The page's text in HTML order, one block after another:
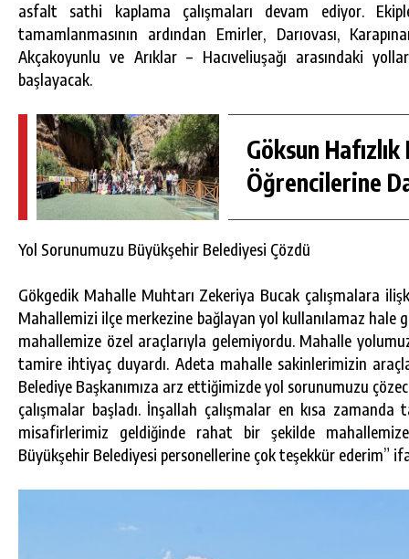
asfalt sathi kaplama çalışmaları devam ediyor.
tamamlanmasının ardından Emirler, Darıovası,
Akçakoyunlu ve Arıklar – Hacıveliuşağı arasındaki
başlayacak.
Göksun Hafızlık
Öğrencilerine
Yol Sorunumuzu Büyükşehir Belediyesi Çözdü
Gökgedik Mahalle Muhtarı Zekeriya Bucak çalışmalara
Mahallemizi ilçe merkezine bağlayan yol kullanılamaz hale
mahallemize özel araçlarıyla gelemiyordu. Mahalle
tamire ihtiyaç duyardı. Adeta mahalle sakinlerimizin
Belediye Başkanımıza arz ettiğimizde yol sorunumuzu
çalışmalar başladı. İnşallah çalışmalar en kısa
misafirlerimiz geldiğinde rahat bir şekilde
Büyükşehir Belediyesi personellerine çok teşekkür ederim”
GÜNLÜK HABER AKIŞI
GÖKSUN HAFIZLIK KIZ KUR’AN KURSU
ÖĞRENCILERINE DARENDE GEZISI.